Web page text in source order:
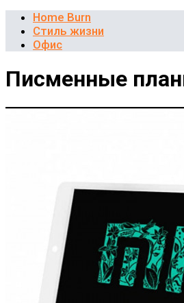
Home Burn
Стиль жизни
Офис
Писменные